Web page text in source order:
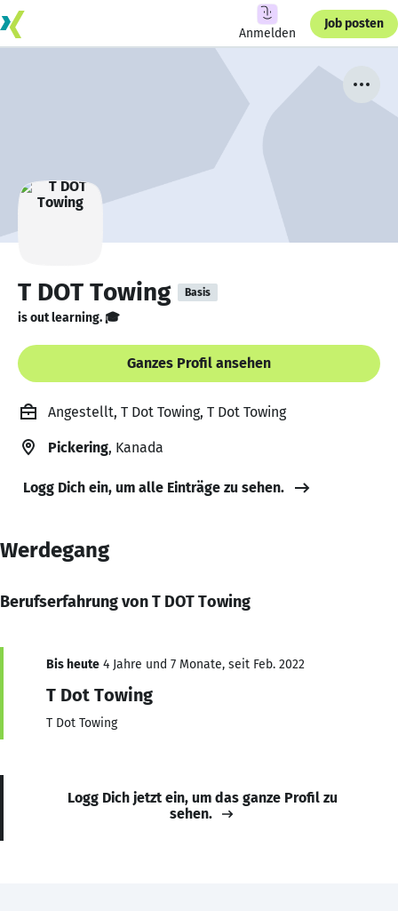
Anmelden
Job posten
T DOT Towing Basis
is out learning. 🎓
Ganzes Profil ansehen
Angestellt, T Dot Towing, T Dot Towing
Pickering, Kanada
Logg Dich ein, um alle Einträge zu sehen.
Werdegang
Berufserfahrung von T DOT Towing
Bis heute 4 Jahre und 7 Monate, seit Feb. 2022
T Dot Towing
T Dot Towing
Logg Dich jetzt ein, um das ganze Profil zu
sehen.